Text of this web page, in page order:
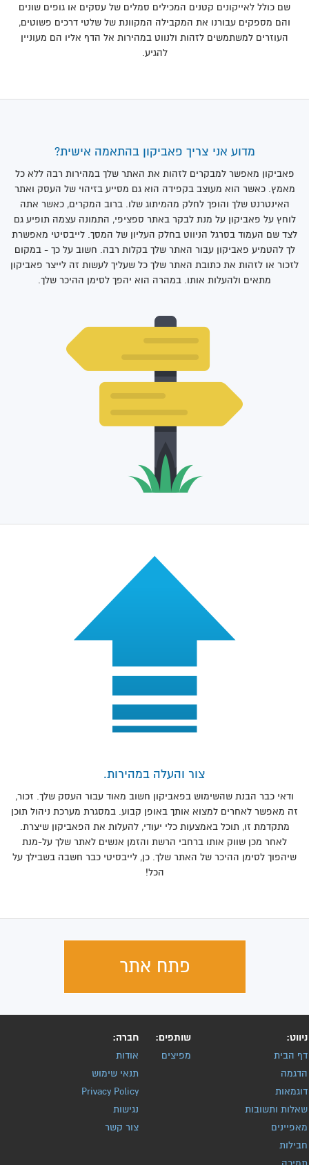
שם כולל לאייקונים קטנים המכילים סמלים של עסקים או גופים שונים
והם מספקים עבורנו את המקבילה המקוונת של שלטי דרכים פשוטים,
העוזרים למשתמשים לזהות ולנווט במהירות אל הדף אליו הם מעוניין
להגיע.
מדוע אני צריך פאביקון בהתאמה אישית?
פאביקון מאפשר למבקרים לזהות את האתר שלך במהירות רבה ללא כל
מאמץ. כאשר הוא מעוצב בקפידה הוא גם מסייע בזיהוי של העסק ואתר
האינטרנט שלך והופך לחלק מהמיתוג שלו. ברוב המקרים, כאשר אתה
לוחץ על פאביקון על מנת לבקר באתר ספציפי, התמונה עצמה תופיע גם
לצד שם העמוד בסרגל הניווט בחלק העליון של המסך. לייבסיטי מאפשרת
לך להטמיע פאביקון עבור האתר שלך בקלות רבה. חשוב על כך - במקום
לזכור או לזהות את כתובת האתר שלך כל שעליך לעשות זה לייצר פאביקון
מתאים ולהעלות אותו. במהרה הוא יהפך לסימן ההיכר שלך.
צור והעלה במהירות.
ודאי כבר הבנת שהשימוש בפאביקון חשוב מאוד עבור העסק שלך. זכור,
זה מאפשר לאחרים למצוא אותך באופן קבוע. במסגרת מערכת ניהול תוכן
מתקדמת זו, תוכל באמצעות כלי יעודי, להעלות את הפאביקון שיצרת.
לאחר מכן שווק אותו ברחבי הרשת והזמן אנשים לאתר שלך על-מנת
שיהפוך לסימן ההיכר של האתר שלך. כן, לייבסיטי כבר חשבה בשבילך על
הכל!
פתח אתר
ניווט:
דף הבית
הדגמה
דוגמאות
שאלות ותשובות
מאפיינים
חבילות
שותפים:
מפיצים
חברה:
אודות
תנאי שימוש
Privacy Policy
נגישות
צור קשר